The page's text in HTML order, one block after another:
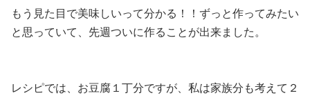
もう見た目で美味しいって分かる！！ずっと作ってみたい
と思っていて、先週ついに作ることが出来ました。
レシピでは、お豆腐１丁分ですが、私は家族分も考えて２